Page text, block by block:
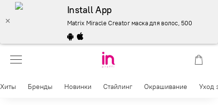
Install App
Matrix Miracle Creator маска для волос, 500 мл.
Хиты Бренды Новинки Стайлинг Окрашивание Уход